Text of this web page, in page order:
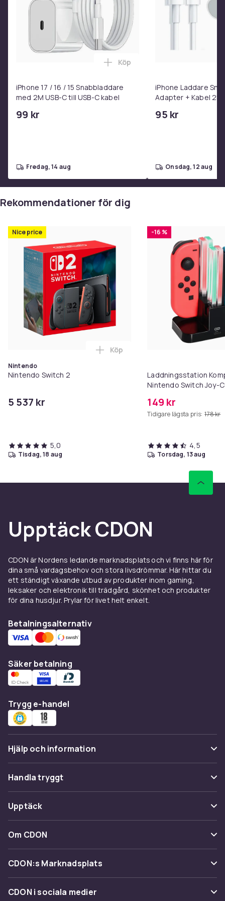
Dubbla dragkedjor ger snabb och säker åtkomst
Mjukt stötdämpande inre foder över skärmen för
extra skydd
Material: EVA, PU, gummi
Storlek: 29,5 x 14,5 x 5,6 cm
Kompatibilitet: Nintendo Switch 2 (2025)
Vikt, gram
273
iPhone 17 / 16 / 15 Snabbladdare
med 2M USB-C till USB-C kabel
99 kr
Lägg till iPhone 17 / 16 / 15
Köp
fredag, 14 aug
iPhone Laddare
Adapter + Kabel
95 kr
onsdag, 12 aug
Rekommendationer för dig
Nice price
Nintendo
Nintendo Switch 2
5 537 kr
Lägg till Nintendo Switch 2 i
Köp
5,0
tisdag, 18 aug
-16 %
Laddningsstation
Nintendo Switch Joy-
149 kr
Tidigare lägsta pris: 178 kr
4,5
torsdag, 13 aug
Upptäck CDON
CDON är Nordens ledande marknadsplats och vi finns här för
dina små vardagsbehov och stora livsdrömmar. Här hittar du
ett ständigt växande utbud av produkter inom gaming,
leksaker och elektronik till trädgård, skönhet och produkter
för dina husdjur. Prylar för livet helt enkelt.
Betalningsalternativ
Säker betalning
Trygg e-handel
Hjälp och information
Vanliga frågor
Spåra paket
Ångra & Returnera här
Kundservice
Handla tryggt
Betalning
Leverans
Återkallelser
Upptäck
Kategorier
Varumärken
Shopit.se
Om CDON
Om oss
Kundrecensioner
CDON:s Marknadsplats
Sälj på CDON
CDON i sociala medier